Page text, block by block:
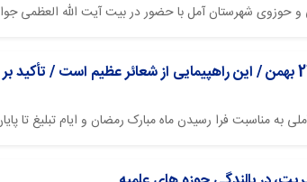
و حوزوی شهرستان آمل با حضور در بیت آیت الله العظمی
مناسبت فرا رسیدن ماه مبارک رمضان و ایام تبلیغ تا